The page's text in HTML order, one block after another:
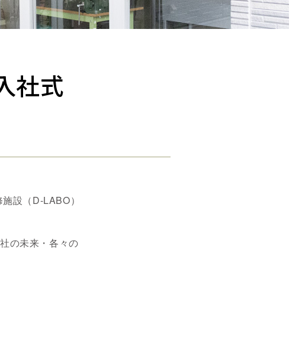
社式
設（D-LABO）
の未来・各々の